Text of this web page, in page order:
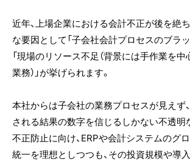
近年、上場企業における会計不正が後を絶
な要因として「子会社会計プロセスのブラ
「現場のリソース不足（背景には手作業を
業務）」が挙げられます。
本社からは子会社の業務プロセスが見えず
される結果の数字を信じるしかない不透明
不正防止に向け、ERPや会計システムのグ
統一を理想としつつも、その投資規模や導